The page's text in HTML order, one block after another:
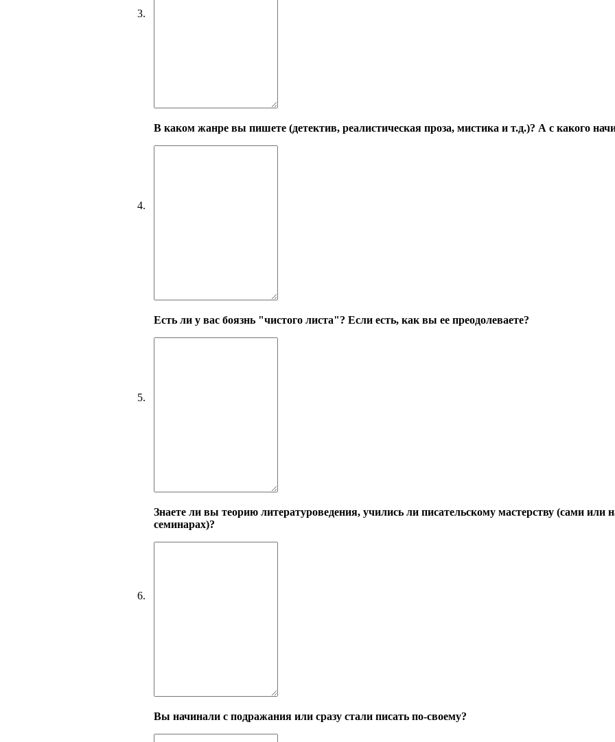
3.
4.
В каком жанре вы пишете (детектив, реалистическая проза, мистика и т.д.)? А с какого
5.
Есть ли у вас боязнь "чистого листа"? Если есть, как вы ее преодолеваете?
6.
Знаете ли вы теорию литературоведения, учились ли писательскому мастерству (сами или
семинарах)?
Вы начинали с подражания или сразу стали писать по-своему?